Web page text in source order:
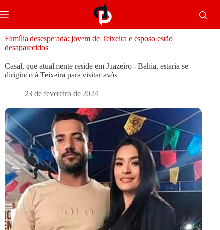
Família desesperada: jovem de Teixeira e esposo estão
desaparecidos
Casal, que atualmente reside em Juazeiro - Bahia, estaria se
dirigindo à Teixeira para visitar avós.
23 de fevereiro de 2024